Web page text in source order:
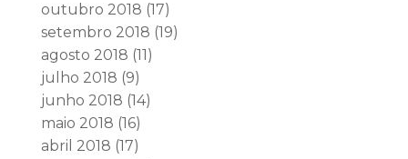
outubro 2018 (17)
setembro 2018 (19)
agosto 2018 (11)
julho 2018 (9)
junho 2018 (14)
maio 2018 (16)
abril 2018 (17)